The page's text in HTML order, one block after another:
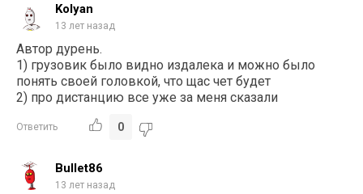
Kolyan
13 лет назад
Автор дурень.
1) грузовик было видно издалека и можно было
понять своей головкой, что щас чет будет
2) про дистанцию все уже за меня сказали
Ответить 0
Bullet86
13 лет назад